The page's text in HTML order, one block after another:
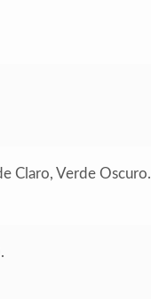
Claro, Verde Oscuro.